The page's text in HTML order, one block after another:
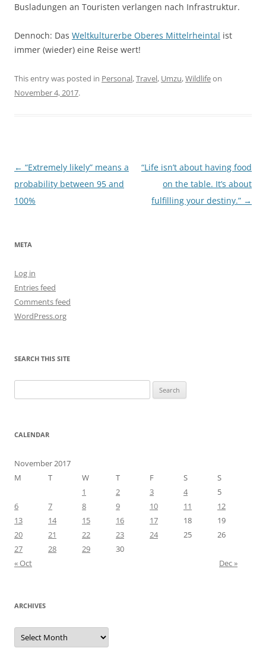
Busladungen an Touristen verlangen nach Infrastruktur.
Dennoch: Das Weltkulturerbe Oberes Mittelrheintal ist
immer (wieder) eine Reise wert!
This entry was posted in Personal,Travel, Umzu,Wildlifeon
November 4, 2017.
Post
navigation
← “Extremely likely” means a
probability between 95 and
100%
“Life isn’t about having food
on the table. It’s about
fulfilling your destiny.” →
META
Log in
Entries feed
Comments feed
WordPress.org
SEARCH THIS SITE
for:
CALENDAR
November 2017
M
T W T F S
S
1
2 3 4
5
6
7 8 9 10 11
12
13
14 15 16 17 18
19
20
21 22 23 24 25
26
27
28 29
30
« Oct
Dec »
ARCHIVES
Archives